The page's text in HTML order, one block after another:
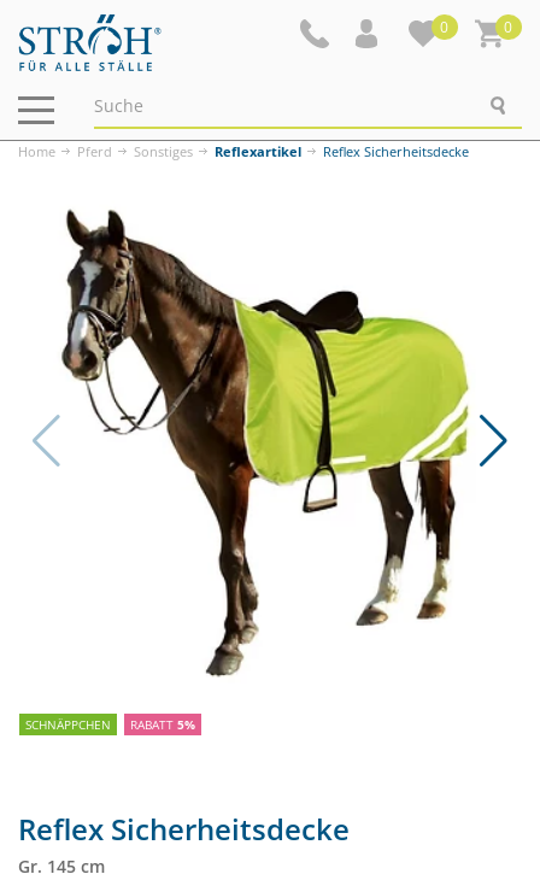
0 0
Navigation
ein-/ausblenden
Home Pferd Sonstiges Reflexartikel Reflex Sicherheitsdecke
SCHNÄPPCHEN RABATT 5%
Reflex Sicherheitsdecke
Gr. 145 cm